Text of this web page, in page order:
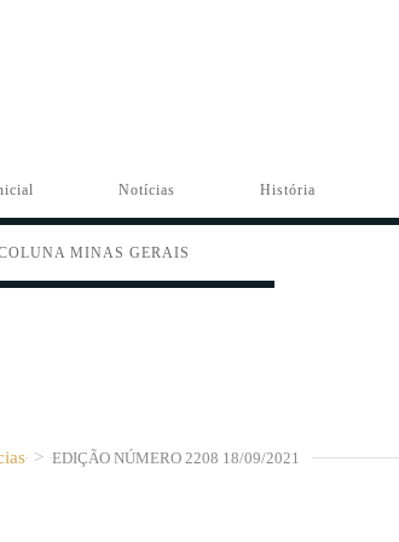
Notícias História
MINAS GERAIS
> EDIÇÃO NÚMERO 2208 18/09/2021